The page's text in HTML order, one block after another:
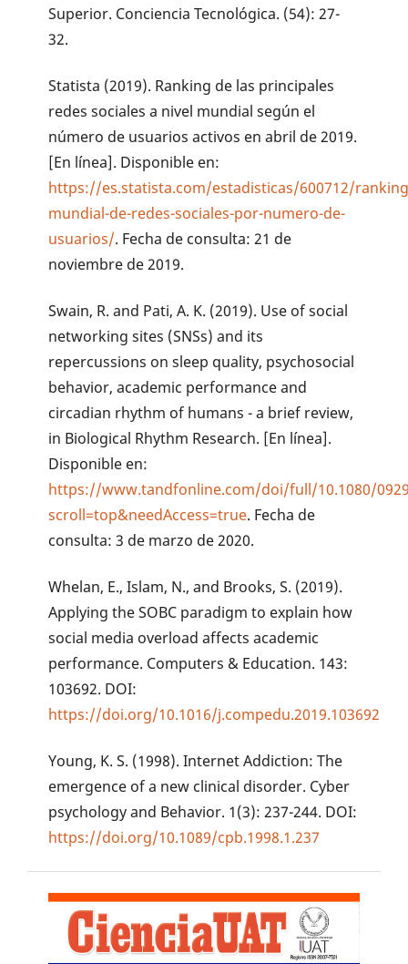
Superior. Conciencia Tecnológica. (54): 27-
32.
Statista (2019). Ranking de las principales
redes sociales a nivel mundial según el
número de usuarios activos en abril de 2019.
[En línea]. Disponible en:
https://es.statista.com/estadisticas/600712/
mundial-de-redes-sociales-por-numero-de-
usuarios/. Fecha de consulta: 21 de
noviembre de 2019.
Swain, R. and Pati, A. K. (2019). Use of social
networking sites (SNSs) and its
repercussions on sleep quality, psychosocial
behavior, academic performance and
circadian rhythm of humans - a brief review,
in Biological Rhythm Research. [En línea].
Disponible en:
https://www.tandfonline.com/doi/full/10.1080/
scroll=top&needAccess=true. Fecha de
consulta: 3 de marzo de 2020.
Whelan, E., Islam, N., and Brooks, S. (2019).
Applying the SOBC paradigm to explain how
social media overload affects academic
performance. Computers & Education. 143:
103692. DOI:
https://doi.org/10.1016/j.compedu.2019.103692
Young, K. S. (1998). Internet Addiction: The
emergence of a new clinical disorder. Cyber
psychology and Behavior. 1(3): 237-244. DOI:
https://doi.org/10.1089/cpb.1998.1.237